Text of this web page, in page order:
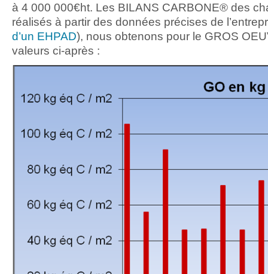
à 4 000 000€ht. Les BILANS CARBONE® des
réalisés à partir des données précises de
d’un EHPAD), nous obtenons pour le GROS
valeurs ci-après :